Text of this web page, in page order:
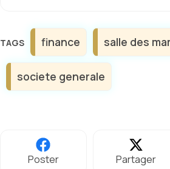
Étiquettes
finance salle des
societe generale
Poster Partager